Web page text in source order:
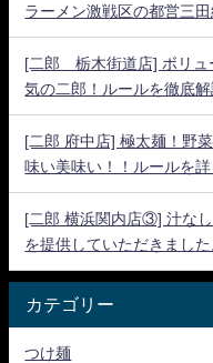
ラーメン激戦区の都営三
[二郎 栃木街道店] ボリュ
気の二郎！ルールを徹底解
[二郎 府中店] 極太麺！野
味い美味い！！ルールを詳
[二郎 横浜関内店③] 汁な
を提供していただきました
カテゴリー
つけ麺